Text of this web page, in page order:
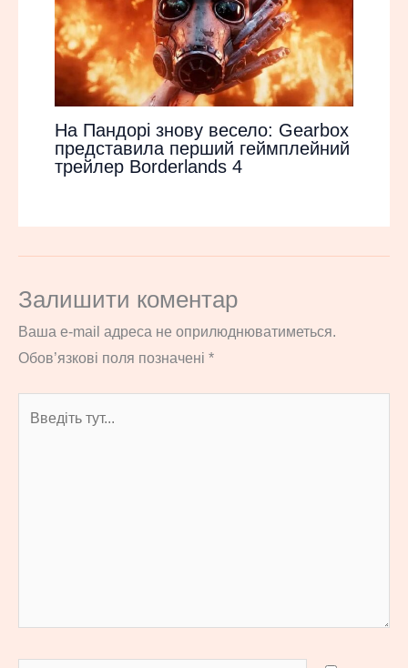
На Пандорі знову весело: Gearbox
представила перший геймплейний
трейлер Borderlands 4
Залишити коментар
Ваша e-mail адреса не оприлюднюватиметься.
Обов’язкові поля позначені *